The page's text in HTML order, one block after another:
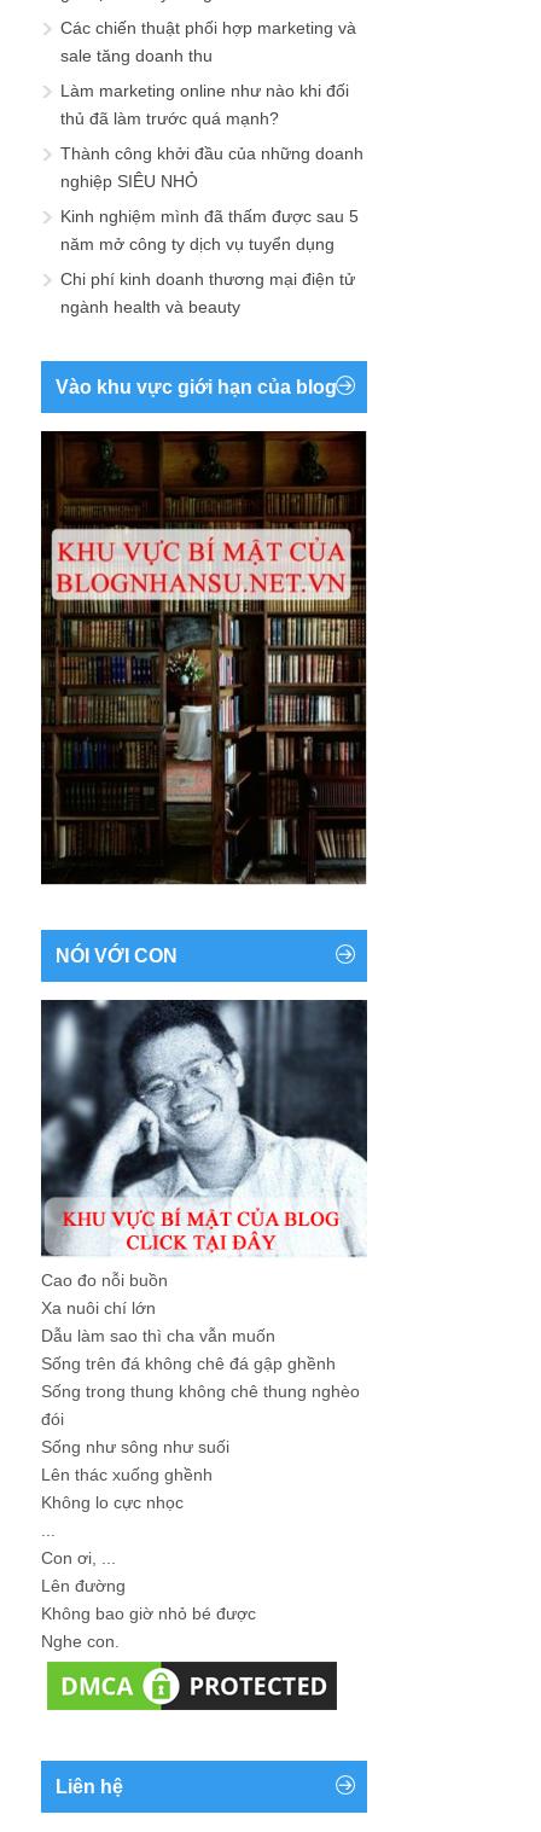
Các chiến thuật phối hợp marketing và
sale tăng doanh thu
Làm marketing online như nào khi đối
thủ đã làm trước quá mạnh?
Thành công khởi đầu của những doanh
nghiệp SIÊU NHỎ
Kinh nghiệm mình đã thấm được sau 5
năm mở công ty dịch vụ tuyển dụng
Chi phí kinh doanh thương mại điện tử
ngành health và beauty
Vào khu vực giới hạn của blog
NÓI VỚI CON
Cao đo nỗi buồn
Xa nuôi chí lớn
Dẫu làm sao thì cha vẫn muốn
Sống trên đá không chê đá gập ghềnh
Sống trong thung không chê thung nghèo
đói
Sống như sông như suối
Lên thác xuống ghềnh
Không lo cực nhọc
Con ơi, ...
Lên đường
Không bao giờ nhỏ bé được
Nghe con.
Liên hệ